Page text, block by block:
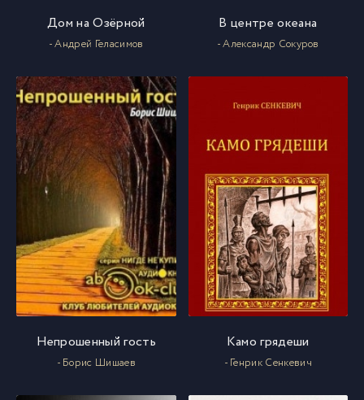
Дом на Озёрной
- Андрей Геласимов
В центре океана
- Александр Сокуров
Непрошенный гость
- Борис Шишаев
Камо грядеши
- Генрик Сенкевич